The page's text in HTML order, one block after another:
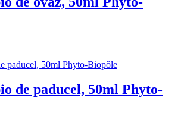
de paducel, 50ml Phyto-